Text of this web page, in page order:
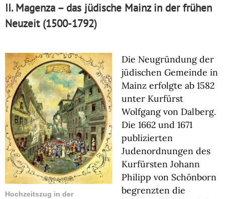
II. Magenza – das jüdische Mainz in der frühen
Neuzeit (1500-1792)
Hochzeitszug in der
Die Neugründung der
jüdischen Gemeinde in
Mainz erfolgte ab 1582
unter Kurfürst
Wolfgang von Dalberg.
Die 1662 und 1671
publizierten
Judenordnungen des
Kurfürsten Johann
Philipp von Schönborn
begrenzten die